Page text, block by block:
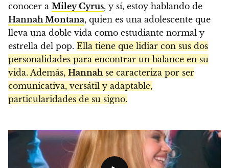
conocer a Miley Cyrus, y sí, estoy hablando de
Hannah Montana, quien es una adolescente que
lleva una doble vida como estudiante normal y
estrella del pop. Ella tiene que lidiar con sus dos
personalidades para encontrar un balance en su
vida. Además, Hannah se caracteriza por ser
comunicativa, versátil y adaptable,
particularidades de su signo.